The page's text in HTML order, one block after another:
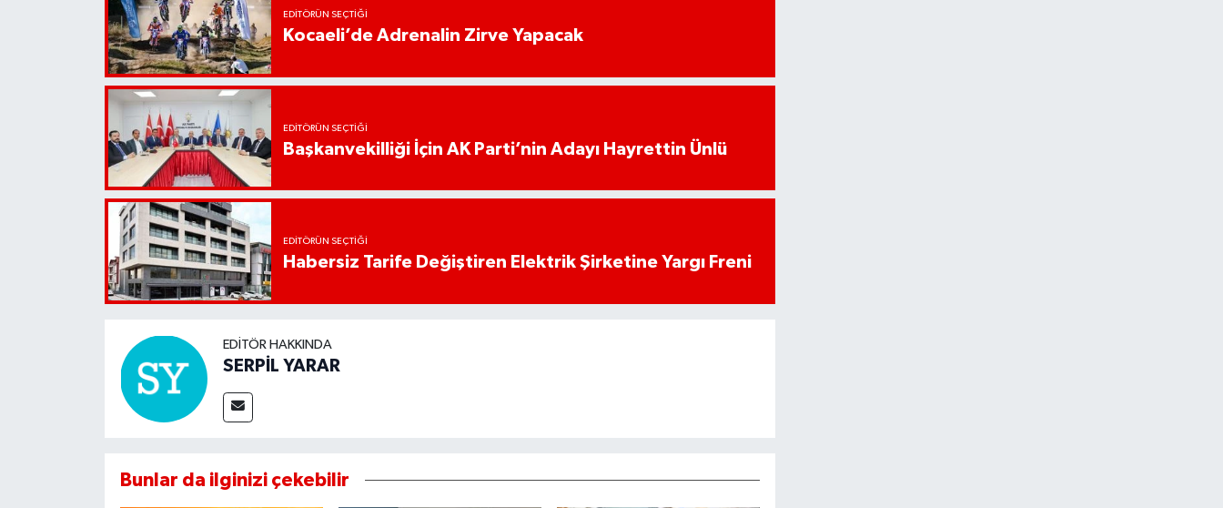
EDITÖRÜN SEÇTIĞI
Kocaeli’de Adrenalin Zirve Yapacak
EDITÖRÜN SEÇTIĞI
Başkanvekilliği İçin AK Parti’nin Adayı Hayrettin Ünlü
EDITÖRÜN SEÇTIĞI
Habersiz Tarife Değiştiren Elektrik Şirketine Yargı Freni
EDITÖR HAKKINDA
SERPİL YARAR
Bunlar da ilginizi çekebilir